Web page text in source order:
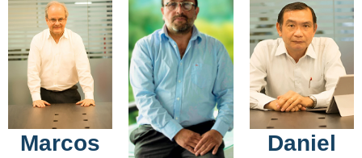
Marcos
Daniel